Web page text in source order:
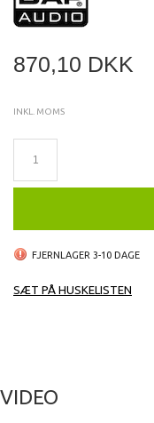
870,10 DKK
INKL. MOMS
FJERNLAGER 3-10 DAGE
SÆT PÅ HUSKELISTEN
VIDEO